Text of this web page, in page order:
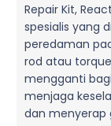
Repair Kit,
spesialis yang
peredaman
rod atau
mengganti
menjaga
dan menyerap